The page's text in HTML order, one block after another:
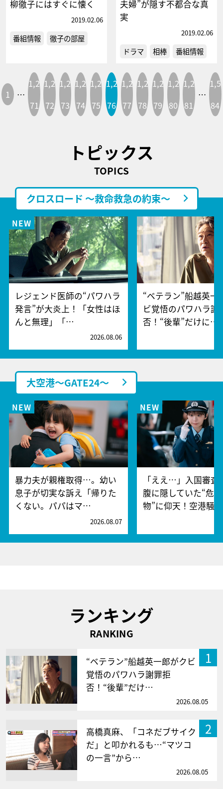
柳徹子にはすぐに懐く
2019.02.06
番組情報 徹子の部屋
夫婦”が隠す不都合な真
実
2019.02.06
ドラマ 相棒 番組情報
1 …
1,2
71
1,2
72
1,2
73
1,2
74
1,2
75
1,2
76
1,2
77
1,2
78
1,2
79
1,2
80
1,2
81
…
1,5
84
トピックス
TOPICS
クロスロード ～救命救急の約束～
レジェンド医師の“パワハラ
発言”が大炎上！「女性はほ
んと無理」「…
2026.08.06
“ベテラン”船越英一
ビ覚悟のパワハラ謝
否！“後輩”だけに…
大空港～GATE24～
暴力夫が親権取得…。幼い
息子が切実な訴え「帰りた
くない。パパはマ…
2026.08.07
「ええ…」入国審査
腹に隠していた“危
物”に仰天！空港騒
ランキング
RANKING
1
“ベテラン”船越英一郎がクビ
覚悟のパワハラ謝罪拒
否！“後輩”だけ…
2026.08.05
2
高橋真麻、「コネだブサイク
だ」と叩かれるも…“マツコ
の一言”から…
2026.08.05